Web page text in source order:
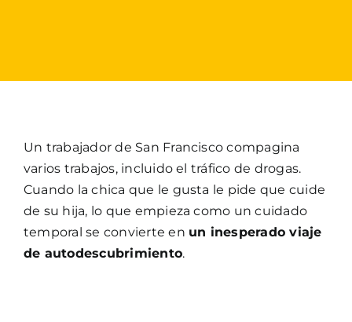
Un trabajador de San Francisco compagina
varios trabajos, incluido el tráfico de drogas.
Cuando la chica que le gusta le pide que cuide
de su hija, lo que empieza como un cuidado
temporal se convierte en un inesperado viaje
de autodescubrimiento.